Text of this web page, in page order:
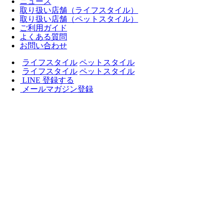
取り扱い店舗（ライフスタイル）
取り扱い店舗（ペットスタイル）
ご利用ガイド
よくある質問
お問い合わせ
ライフスタイル ペットスタイル
ライフスタイル ペットスタイル
LINE 登録する
メールマガジン登録